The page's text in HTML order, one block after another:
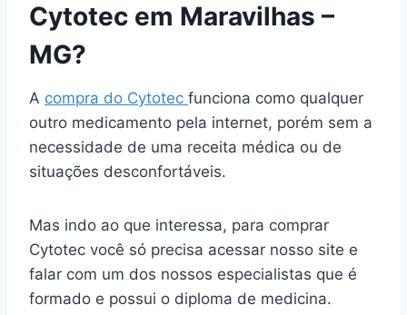
Cytotec em Maravilhas –
MG?
A compra do Cytotec funciona como qualquer
outro medicamento pela internet, porém sem a
necessidade de uma receita médica ou de
situações desconfortáveis.
Mas indo ao que interessa, para comprar
Cytotec você só precisa acessar nosso site e
falar com um dos nossos especialistas que é
formado e possui o diploma de medicina.